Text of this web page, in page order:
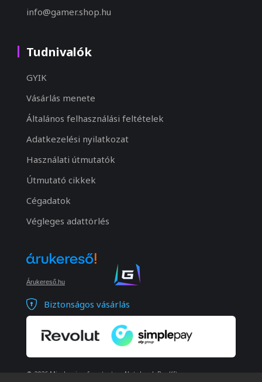
info@gamer.shop.hu
Tudnivalók
GYIK
Vásárlás menete
Általános felhasználási feltételek
Adatkezelési nyilatkozat
Használati útmutatók
Útmutató cikkek
Cégadatok
Végleges adattörlés
Árukereső.hu
Biztonságos vásárlás
© 2026 Minden jog fenntartva. Notebook Bp. Kft.